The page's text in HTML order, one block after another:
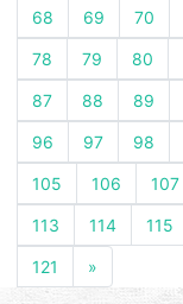
68 69 70
78 79 80
87 88 89
96 97 98
105 106 107
113 114 115
121 »